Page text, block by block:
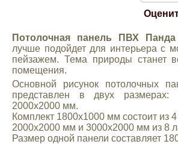
Потолочная панель ПВХ
лучше подойдет для интерьера с
пейзажем. Тема природы станет
помещения.
Основной рисунок потолочных
представлен в двух
2000х2000 мм.
Комплект 1800х1000 мм состоит из
2000х2000 мм и 3000х2000 мм из 8
Размер одной панели составляет
Renault
Suzuki
Toyota
Volkswagen